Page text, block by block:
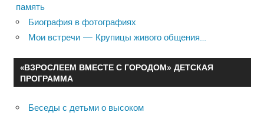
память
Биография в фотографиях
Мои встречи — Крупицы живого общения…
«ВЗРОСЛЕЕМ ВМЕСТЕ С ГОРОДОМ» ДЕТСКАЯ
ПРОГРАММА
Беседы с детьми о высоком